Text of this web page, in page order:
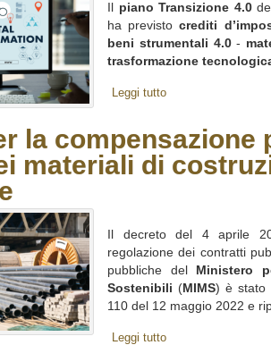
piano Transizione 4.0
ha previstocrediti
beni strumentali 4.0-
trasformazione
Leggi tutto
la compensazione
materiali di
Il decreto del 4 aprile
regolazione dei contratti
pubbliche del
Ministero
Sostenibili (MIMS) è stato
110 del 12 maggio 2022 e
Leggi tutto